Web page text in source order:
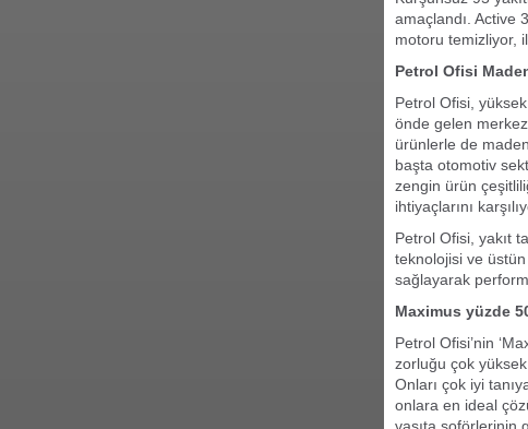
amaçlandı. Active
motoru temizliyor,
Petrol Ofisi
Petrol Ofisi,
önde gelen
ürünlerle de
başta otomotiv
zengin ürün
ihtiyaçlarını
Petrol Ofisi, yakıt
teknolojisi ve
sağlayarak
Maximus yüzde
Petrol Ofisi’nin
zorluğu çok
Onları çok iyi
onlara en ideal